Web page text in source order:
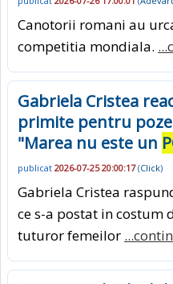
Canotorii romani au
competitia mondiala.
Gabriela Cristea
primite pentru
"Marea nu este un
publicat 2026-07-25 20:00:17(Click)
Gabriela Cristea
ce s-a postat in costum
tuturor femeilor